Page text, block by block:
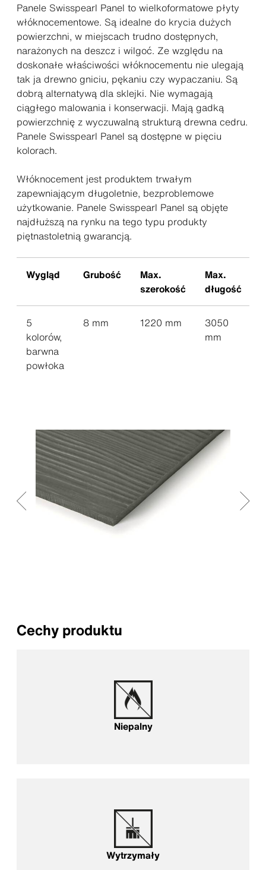
Panele Swisspearl Panel to wielkoformatowe płyty
włóknocementowe. Są idealne do krycia dużych
powierzchni, w miejscach trudno dostępnych,
narażonych na deszcz i wilgoć. Ze względu na
doskonałe właściwości włóknocementu nie ulegają
tak ja drewno gniciu, pękaniu czy wypaczaniu. Są
dobrą alternatywą dla sklejki. Nie wymagają
ciągłego malowania i konserwacji. Mają gadką
powierzchnię z wyczuwalną strukturą drewna cedru.
Panele Swisspearl Panel są dostępne w pięciu
kolorach.
Włóknocement jest produktem trwałym
zapewniającym długoletnie, bezproblemowe
użytkowanie. Panele Swisspearl Panel są objęte
najdłuższą na rynku na tego typu produkty
piętnastoletnią gwarancją.
Wygląd Grubość
Max.
szerokość
Max.
długość
5
kolorów,
barwna
powłoka
8 mm 1220 mm
3050
mm
Cechy produktu
Niepalny
Wytrzymały